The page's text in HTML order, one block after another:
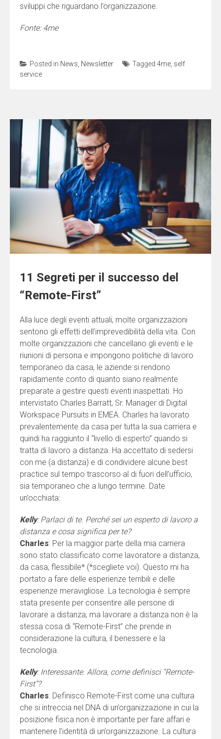
sviluppi che riguardano l’organizzazione.
Fonte: 4me
Posted in News, Newsletter Tagged 4me, self
service
11 Segreti per il successo del
“Remote-First”
Alla luce degli eventi attuali, molte organizzazioni
sentono gli effetti dell’imprevedibilità della vita. Con
molte organizzazioni che cancellano gli eventi e le
riunioni di persona e impongono politiche di lavoro
temporaneo da casa, le aziende si rendono
rapidamente conto di quanto siano realmente
preparate a gestire questi eventi inaspettati. Ho
intervistato Charles Barratt, Sr. Manager di Digital
Workspace Pursuits in EMEA. Charles ha lavorato
prevalentemente da casa per tutta la sua carriera e
quindi ha raggiunto il “livello di esperto” quando si
tratta di lavoro a distanza. Ha accettato di sedersi
con me (a distanza) e di condividere alcune best
practice sul tempo trascorso al di fuori dell’ufficio,
sia temporaneo che a lungo termine. Date
un’occhiata:
Kelly: Parlaci di te. Perché sei un esperto di lavoro a
distanza e cosa significa per te?
Charles: Per la maggior parte della mia carriera
sono stato classificato come lavoratore a distanza,
da casa, flessibile* (*scegliete voi). Questo mi ha
portato a fare delle esperienze terribili e delle
esperienze meravigliose. La tecnologia è sempre
stata presente per consentire alle persone di
lavorare a distanza, ma lavorare a distanza non è la
stessa cosa di “Remote-First” che prende in
considerazione la cultura, il benessere e la
tecnologia.
Kelly: Interessante. Allora, come definisci “Remote-
First”?
Charles: Definisco Remote-First come una cultura
che si intreccia nel DNA di un’organizzazione in cui la
posizione fisica non è importante per fare affari e
mantenere l’identità di un’organizzazione. La cultura